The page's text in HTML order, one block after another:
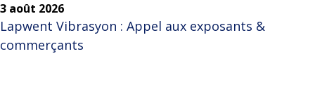
3 août 2026
Lapwent Vibrasyon : Appel aux exposants &
commerçants